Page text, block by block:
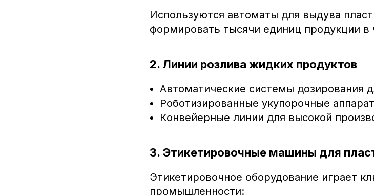
Используются автоматы для выдува
формировать тысячи единиц продукции в
2. Линии розлива жидких продуктов
Автоматические системы дозирования
Роботизированные укупорочные
Конвейерные линии для высокой
3. Этикетировочные машины для
Этикетировочное оборудование играет
промышленности: